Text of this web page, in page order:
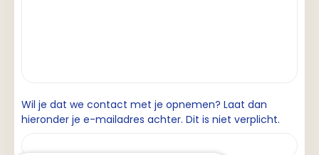
Wil je dat we contact met je opnemen? Laat dan
hieronder je e-mailadres achter. Dit is niet verplicht.